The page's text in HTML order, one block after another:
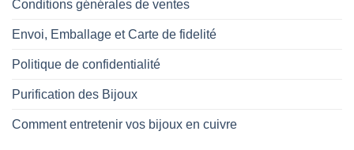
Conditions générales de ventes
Envoi, Emballage et Carte de fidelité
Politique de confidentialité
Purification des Bijoux
Comment entretenir vos bijoux en cuivre